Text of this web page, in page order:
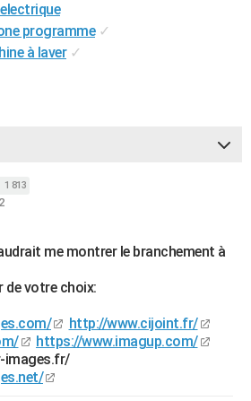
programme ✓
à laver ✓
1 813
me montrer le branchement à
de votre choix:
http://www.cijoint.fr/
https://www.imagup.com/
images.fr/